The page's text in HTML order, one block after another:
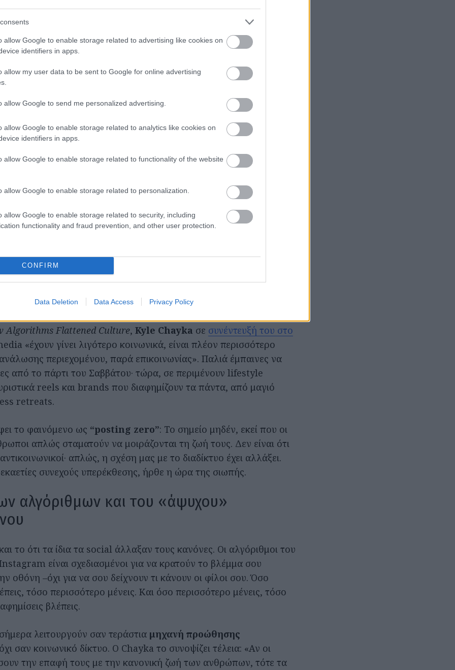
allow Google to enable storage related to advertising like cookies on
identifiers in apps.
allow my user data to be sent to Google for online advertising
allow Google to send me personalized advertising.
allow Google to enable storage related to analytics like cookies on
identifiers in apps.
allow Google to enable storage related to functionality of the website
allow Google to enable storage related to personalization.
allow Google to enable storage related to security, including
functionality and fraud prevention, and other user protection.
CONFIRM
Data Deletion Data Access Privacy Policy
ένα γρήγορο σκρολάρισμα στην αρχική σου σελίδα στο
Instagram ή το Facebook, και βάζουμε στοίχημα πως εννιά στα δέκα
που θα δεις θα είναι διαφημίσεις, reels με ζωάκια να κάνουν
πράγματα ή με σεφ να μαγειρεύουν κάτι, και περιεχόμενο
που (μαντεύουμε) σε έφερε εδώ. Το ένα από τα ποστ που μένει,
ο φίλος που πήγε πρόσφατα ταξίδι και ποστάρει φωτογραφίες από
μας στα social δεν την ποστάρουμε πια, είναι γεγονός. Άντε
σου καμιά από τις γάτες των φίλων σου στα stories τους, στο
λόγος. Πότε και πώς συνέβη αυτό;
στο εκατό (αλλά ανάποδα)
οι φίλοι σου, αλλά για να καταναλώσεις περιεχόμενο. Και
όλο και πιο ομοιογενές, όλο και πιο «επαγγελματικό», όλο και
Algorithms Flattened Culture, Kyle Chayka σε συνέντευξή του στο
«έχουν γίνει λιγότερο κοινωνικά, είναι πλέον περισσότερο
περιεχομένου, παρά επικοινωνίας». Παλιά έμπαινες να
από το πάρτι του Σαββάτου· τώρα, σε περιμένουν lifestyle
reels και brands που διαφημίζουν τα πάντα, από μαγιό
retreats.
το φαινόμενο ως “posting zero”: Το σημείο μηδέν, εκεί που οι
απλώς σταματούν να μοιράζονται τη ζωή τους. Δεν είναι ότι
απλώς, η σχέση μας με το διαδίκτυο έχει αλλάξει.
συνεχούς υπερέκθεσης, ήρθε η ώρα της σιωπής.
αλγόριθμων και του «άψυχου»
το ότι τα ίδια τα social άλλαξαν τους κανόνες. Οι αλγόριθμοι του
είναι σχεδιασμένοι για να κρατούν το βλέμμα σου
οθόνη –όχι για να σου δείχνουν τι κάνουν οι φίλοι σου. Όσο
τόσο περισσότερο μένεις. Και όσο περισσότερο μένεις, τόσο
βλέπεις.
λειτουργούν σαν τεράστια μηχανή προώθησης
σαν κοινωνικό δίκτυο. Ο Chayka το συνοψίζει τέλεια: «Αν οι
την επαφή τους με την κανονική ζωή των ανθρώπων, τότε τα